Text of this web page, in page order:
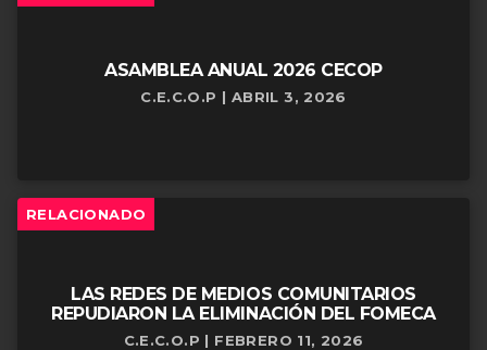
ASAMBLEA ANUAL 2026 CECOP
C.E.C.O.P | ABRIL 3, 2026
RELACIONADO
LAS REDES DE MEDIOS COMUNITARIOS
REPUDIARON LA ELIMINACIÓN DEL FOMECA
C.E.C.O.P | FEBRERO 11, 2026